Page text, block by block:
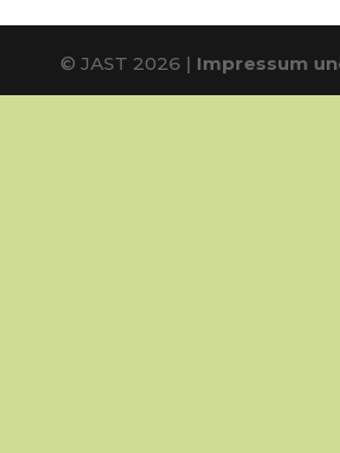
© JAST 2026 | Impressum